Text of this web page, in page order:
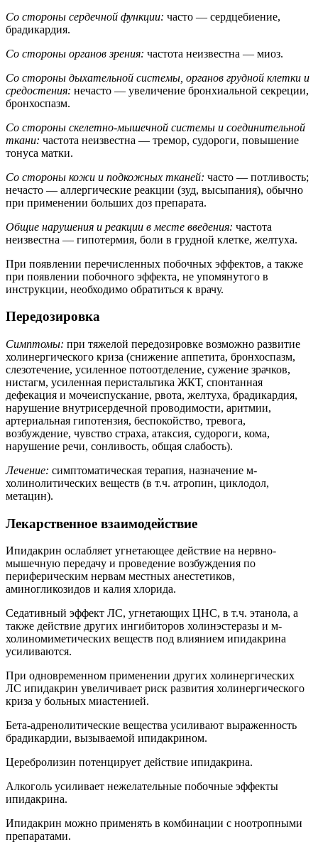
Со стороны сердечной функции: часто — сердцебиение,
брадикардия.
Со стороны органов зрения: частота неизвестна — миоз.
Со стороны дыхательной системы, органов грудной клетки и
средостения: нечасто — увеличение бронхиальной секреции,
бронхоспазм.
Со стороны скелетно-мышечной системы и соединительной
ткани: частота неизвестна — тремор, судороги, повышение
тонуса матки.
Со стороны кожи и подкожных тканей: часто — потливость;
нечасто — аллергические реакции (зуд, высыпания), обычно
при применении больших доз препарата.
Общие нарушения и реакции в месте введения: частота
неизвестна — гипотермия, боли в грудной клетке, желтуха.
При появлении перечисленных побочных эффектов, а также
при появлении побочного эффекта, не упомянутого в
инструкции, необходимо обратиться к врачу.
Передозировка
Симптомы: при тяжелой передозировке возможно развитие
холинергического криза (снижение аппетита, бронхоспазм,
слезотечение, усиленное потоотделение, сужение зрачков,
нистагм, усиленная перистальтика ЖКТ, спонтанная
дефекация и мочеиспускание, рвота, желтуха, брадикардия,
нарушение внутрисердечной проводимости, аритмии,
артериальная гипотензия, беспокойство, тревога,
возбуждение, чувство страха, атаксия, судороги, кома,
нарушение речи, сонливость, общая слабость).
Лечение: симптоматическая терапия, назначение м-
холинолитических веществ (в т.ч. атропин, циклодол,
метацин).
Лекарственное взаимодействие
Ипидакрин ослабляет угнетающее действие на нервно-
мышечную передачу и проведение возбуждения по
периферическим нервам местных анестетиков,
аминогликозидов и калия хлорида.
Седативный эффект ЛС, угнетающих ЦНС, в т.ч. этанола, а
также действие других ингибиторов холинэстеразы и м-
холиномиметических веществ под влиянием ипидакрина
усиливаются.
При одновременном применении других холинергических
ЛС ипидакрин увеличивает риск развития холинергического
криза у больных миастенией.
Бета-адренолитические вещества усиливают выраженность
брадикардии, вызываемой ипидакрином.
Церебролизин потенцирует действие ипидакрина.
Алкоголь усиливает нежелательные побочные эффекты
ипидакрина.
Ипидакрин можно применять в комбинации с ноотропными
препаратами.